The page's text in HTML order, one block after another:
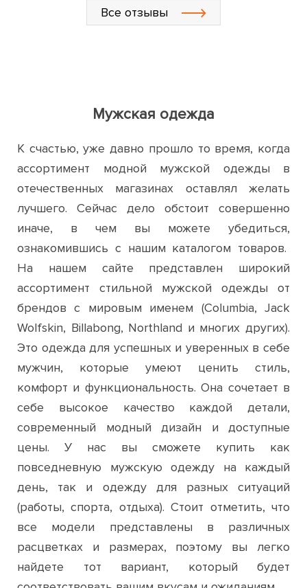
К счастью, уже давно прошло то время, когда
отечественных магазинах оставлял желать
лучшего. Сейчас дело обстоит совершенно
иначе, в чем вы можете убедиться,
ознакомившись с нашим каталогом товаров.
На нашем сайте представлен широкий
ассортимент стильной мужской одежды от
брендов с мировым именем (Columbia, Jack
Wolfskin, Billabong, Northland и многих других).
Это одежда для успешных и уверенных в себе
мужчин, которые умеют ценить стиль,
комфорт и функциональность. Она сочетает в
себе высокое качество каждой детали,
современный модный дизайн и доступные
цены. У нас вы сможете купить как
повседневную мужскую одежду на каждый
день, так и одежду для разных ситуаций
(работы, спорта, отдыха). Стоит отметить, что
все модели представлены в различных
расцветках и размерах, поэтому вы легко
найдете тот вариант, который будет
соответствовать вашим вкусам и ожиданиям.
Весь ассортимент товаров, представленных в